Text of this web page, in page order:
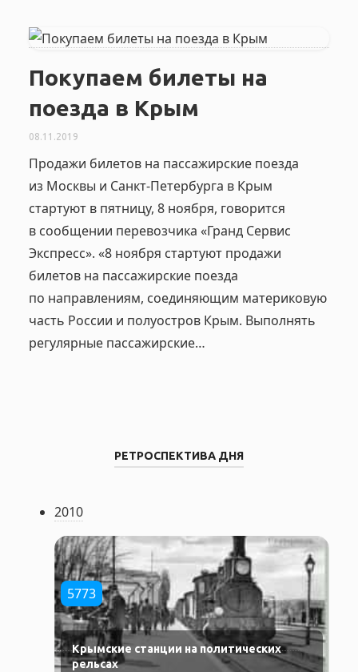
Покупаем билеты на
поезда в Крым
08.11.2019
Продажи билетов на пассажирские поезда
из Москвы и Санкт-Петербурга в Крым
стартуют в пятницу, 8 ноября, говорится
в сообщении перевозчика «Гранд Сервис
Экспресс». «8 ноября стартуют продажи
билетов на пассажирские поезда
по направлениям, соединяющим материковую
часть России и полуостров Крым. Выполнять
регулярные пассажирские…
РЕТРОСПЕКТИВА ДНЯ
2010
5773
Крымские станции на политических
рельсах